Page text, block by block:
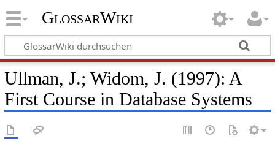
GlossarWiki
Ullman, J.; Widom, J. (1997): A
First Course in Database Systems